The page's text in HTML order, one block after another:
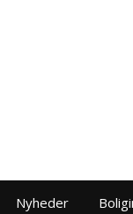
Nyheder